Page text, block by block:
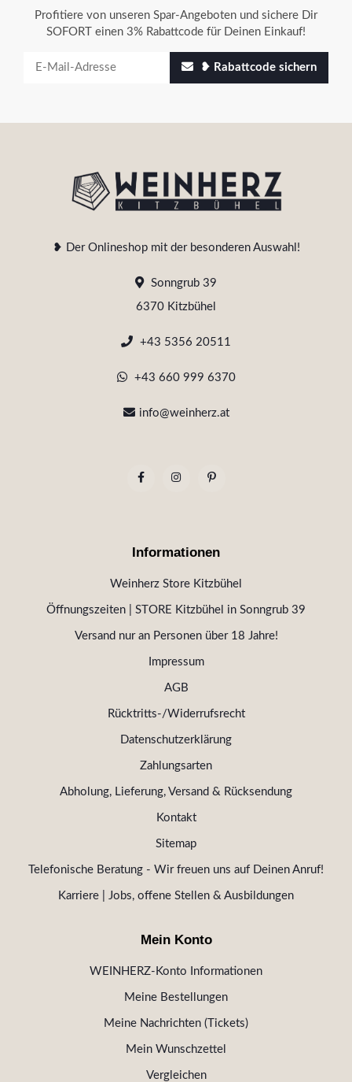
Profitiere von unseren Spar-Angeboten und sichere Dir
SOFORT einen 3% Rabattcode für Deinen Einkauf!
❥ Rabattcode sichern
❥ Der Onlineshop mit der besonderen Auswahl!
Sonngrub 39
6370 Kitzbühel
+43 5356 20511
+43 660 999 6370
info@weinherz.at
Informationen
Weinherz Store Kitzbühel
Öffnungszeiten | STORE Kitzbühel in Sonngrub 39
Versand nur an Personen über 18 Jahre!
Impressum
AGB
Rücktritts-/Widerrufsrecht
Datenschutzerklärung
Zahlungsarten
Abholung, Lieferung, Versand & Rücksendung
Kontakt
Sitemap
Telefonische Beratung - Wir freuen uns auf Deinen Anruf!
Karriere | Jobs, offene Stellen & Ausbildungen
Mein Konto
WEINHERZ-Konto Informationen
Meine Bestellungen
Meine Nachrichten (Tickets)
Mein Wunschzettel
Vergleichen